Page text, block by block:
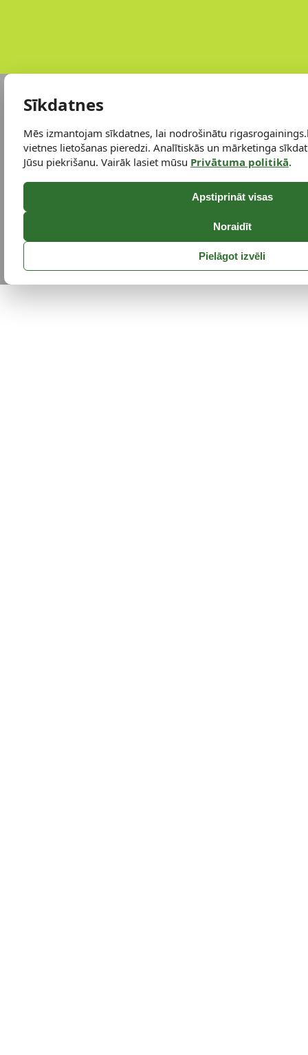
Sīkdatnes
Mēs izmantojam sīkdatnes, lai nodrošinātu
vietnes lietošanas pieredzi. Analītiskās un mārketinga
Jūsu piekrišanu. Vairāk lasiet mūsu Privātuma politikā.
Apstiprināt visas
Noraidīt
Pielāgot izvēli